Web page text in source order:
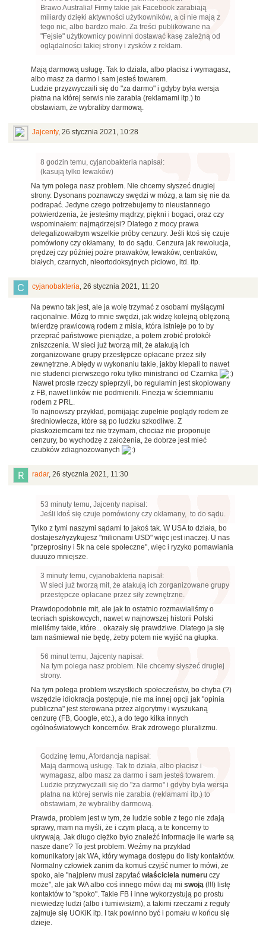
Brawo Australia! Firmy takie jak Facebook zarabiają
miliardy dzięki aktywności użytkowników, a ci nie mają z
tego nic, albo bardzo mało. Za treści publikowane na
"Fejsie" użytkownicy powinni dostawać kasę zależną od
oglądalności takiej strony i zysków z reklam.
Mają darmową usługę. Tak to działa, albo płacisz i wymagasz,
albo masz za darmo i sam jesteś towarem.
Ludzie przyzwyczaili się do "za darmo" i gdyby była wersja
płatna na której serwis nie zarabia (reklamami itp.) to
obstawiam, że wybraliby darmową.
Jajcenty, 26 stycznia 2021, 10:28
8 godzin temu, cyjanobakteria napisał:
(kasują tylko lewaków)
Na tym polega nasz problem. Nie chcemy słyszeć drugiej
strony. Dysonans poznawczy swędzi w mózg, a tam się nie da
podrapać. Jedyne czego potrzebujemy to nieustannego
potwierdzenia, że jesteśmy mądrzy, piękni i bogaci, oraz czy
wspominałem: najmądrzejsi? Dlatego z mocy prawa
delegalizowałbym wszelkie próby cenzury. Jeśli ktoś się czuje
pomówiony czy okłamany, to do sądu. Cenzura jak rewolucja,
prędzej czy później pożre prawaków, lewaków, centraków,
białych, czarnych, nieortodoksyjnych płciowo, itd. itp.
cyjanobakteria, 26 stycznia 2021, 11:20
Na pewno tak jest, ale ja wolę trzymać z osobami myślącymi
racjonalnie. Mózg to mnie swędzi, jak widzę kolejną oblężoną
twierdzę prawicową rodem z misia, która istnieje po to by
przeprać państwowe pieniądze, a potem zrobić protokół
zniszczenia. W sieci już tworzą mit, że atakują ich
zorganizowane grupy przestępcze opłacane przez siły
zewnętrzne. A błędy w wykonaniu takie, jakby klepali to nawet
nie studenci pierwszego roku tylko ministranci od Czarnka
Nawet proste rzeczy spieprzyli, bo regulamin jest skopiowany
z FB, nawet linków nie podmienili. Finezja w ściemnianiu
rodem z PRL.
To najnowszy przykład, pomijając zupełnie poglądy rodem ze
średniowiecza, które są po ludzku szkodliwe. Z
płaskoziemcami tez nie trzymam, chociaż nie proponuje
cenzury, bo wychodzę z założenia, że dobrze jest mieć
czubków zdiagnozowanych
radar, 26 stycznia 2021, 11:30
53 minuty temu, Jajcenty napisał:
Jeśli ktoś się czuje pomówiony czy okłamany, to do sądu.
Tylko z tymi naszymi sądami to jakoś tak. W USA to działa, bo
dostajesz/ryzykujesz "milionami USD" więc jest inaczej. U nas
"przeprosiny i 5k na cele społeczne", więc i ryzyko pomawiania
duuużo mniejsze.
3 minuty temu, cyjanobakteria napisał:
W sieci już tworzą mit, że atakują ich zorganizowane grupy
przestępcze opłacane przez siły zewnętrzne.
Prawdopodobnie mit, ale jak to ostatnio rozmawialiśmy o
teoriach spiskowcych, nawet w najnowszej historii Polski
mieliśmy takie, które... okazały się prawdziwe. Dlatego ja się
tam naśmiewał nie będę, żeby potem nie wyjść na głupka.
56 minut temu, Jajcenty napisał:
Na tym polega nasz problem. Nie chcemy słyszeć drugiej
strony.
Na tym polega problem wszystkich społeczeństw, bo chyba (?)
wszędzie idiokracja postępuje, nie ma innej opcji jak "opinia
publiczna" jest sterowana przez algorytmy i wyszukaną
cenzurę (FB, Google, etc.), a do tego kilka innych
ogólnoświatowych koncernów. Brak zdrowego pluralizmu.
Godzinę temu, Afordancja napisał:
Mają darmową usługę. Tak to działa, albo płacisz i
wymagasz, albo masz za darmo i sam jesteś towarem.
Ludzie przyzwyczaili się do "za darmo" i gdyby była wersja
płatna na której serwis nie zarabia (reklamami itp.) to
obstawiam, że wybraliby darmową.
Prawda, problem jest w tym, że ludzie sobie z tego nie zdają
sprawy, mam na myśli, że i czym płacą, a te koncerny to
ukrywają. Jak długo ciężko było znaleźć informacje ile warte są
nasze dane? To jest problem. Weźmy na przykład
komunikatory jak WA, który wymaga dostępu do listy kontaktów.
Normalny człowiek zanim da komuś czyjść numer to mówi, że
spoko, ale "najpierw musi zapytać właściciela numeru czy
może", ale jak WA albo coś innego mówi daj mi swoją (!!!) listę
kontaktów to "spoko". Takie FB i inne wykorzystują po prostu
niewiedzę ludzi (albo i tumiwisizm), a takimi rzeczami z reguły
zajmuje się UOKiK itp. I tak powinno być i pomału w końcu się
dzieje.